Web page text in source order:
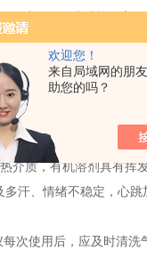
欢迎您！
来自局域网的朋
助您的吗？
质，像石油醚等的高易
防水浴池中的热水飞溅
开启阀门，使其压力不
，氮吹仪的检修工作应
气板，使其能平稳升降
介质，有机溶剂具有挥
汗、情绪不稳定，心
次使用后，应及时清洗